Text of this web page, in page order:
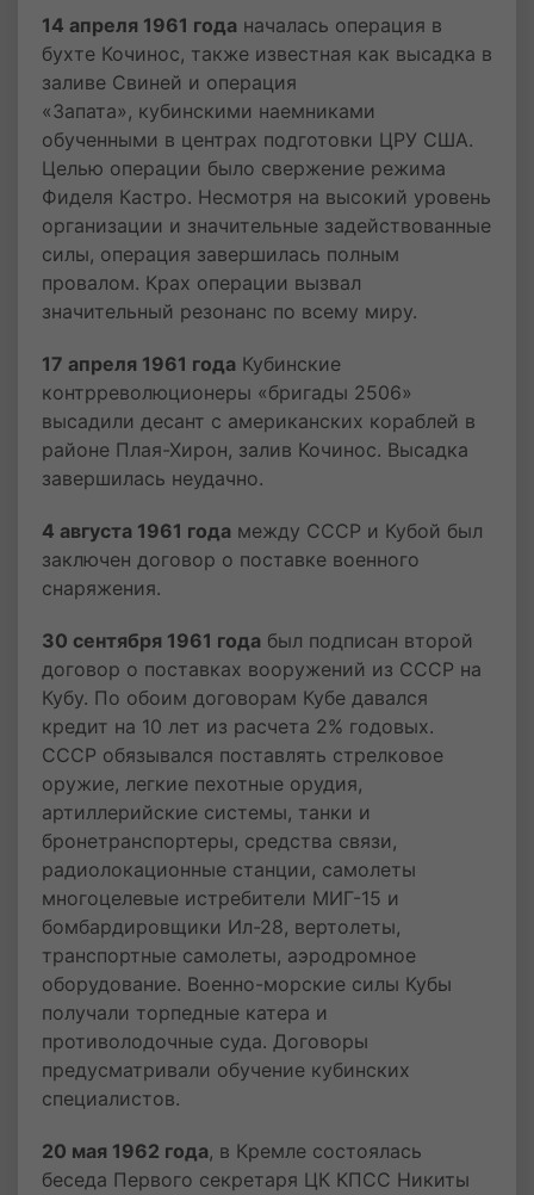
14 апреля 1961 года началась операция в
бухте Кочинос, также известная как высадка в
заливе Свиней и операция
«Запата», кубинскими наемниками
обученными в центрах подготовки ЦРУ США.
Целью операции было свержение режима
Фиделя Кастро. Несмотря на высокий уровень
организации и значительные задействованные
силы, операция завершилась полным
провалом. Крах операции вызвал
значительный резонанс по всему миру.
17 апреля 1961 года Кубинские
контрреволюционеры «бригады 2506»
высадили десант с американских кораблей в
районе Плая-Хирон, залив Кочинос. Высадка
завершилась неудачно.
4 августа 1961 года между СССР и Кубой был
заключен договор о поставке военного
снаряжения.
30 сентября 1961 года был подписан второй
договор о поставках вооружений из СССР на
Кубу. По обоим договорам Кубе давался
кредит на 10 лет из расчета 2% годовых.
СССР обязывался поставлять стрелковое
оружие, легкие пехотные орудия,
артиллерийские системы, танки и
бронетранспортеры, средства связи,
радиолокационные станции, самолеты
многоцелевые истребители МИГ-15 и
бомбардировщики Ил-28, вертолеты,
транспортные самолеты, аэродромное
оборудование. Военно-морские силы Кубы
получали торпедные катера и
противолодочные суда. Договоры
предусматривали обучение кубинских
специалистов.
20 мая 1962 года, в Кремле состоялась
беседа Первого секретаря ЦК КПСС Никиты